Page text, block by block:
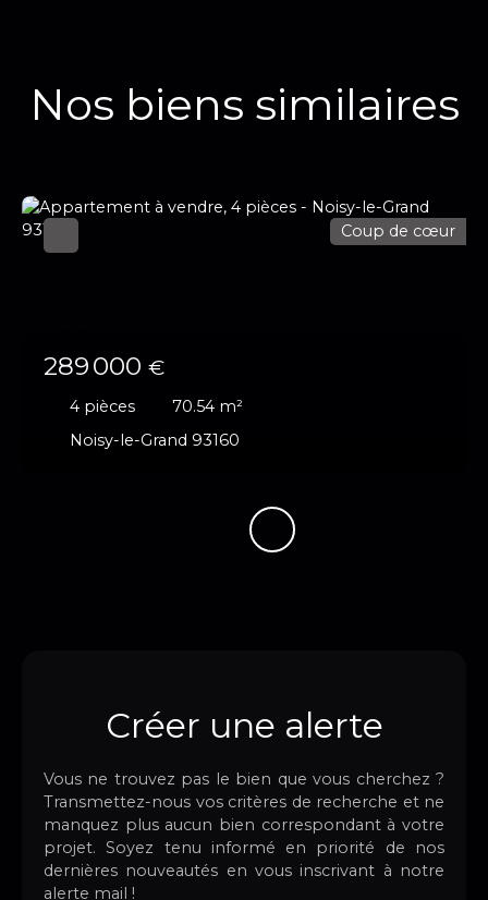
Nos biens similaires
289 000 €
4 pièces 70.54 m²
Noisy-le-Grand 93160
Coup de cœur
Créer une alerte
Vous ne trouvez pas le bien que vous cherchez ?
Transmettez-nous vos critères de recherche et ne
manquez plus aucun bien correspondant à votre
projet. Soyez tenu informé en priorité de nos
dernières nouveautés en vous inscrivant à notre
alerte mail !